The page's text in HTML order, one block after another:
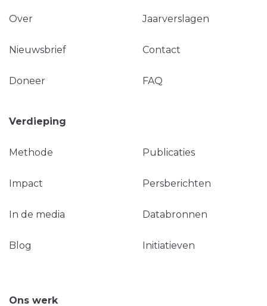
Over Jaarverslagen
Nieuwsbrief Contact
Doneer FAQ
Verdieping
Methode Publicaties
Impact Persberichten
In de media Databronnen
Blog Initiatieven
Ons werk